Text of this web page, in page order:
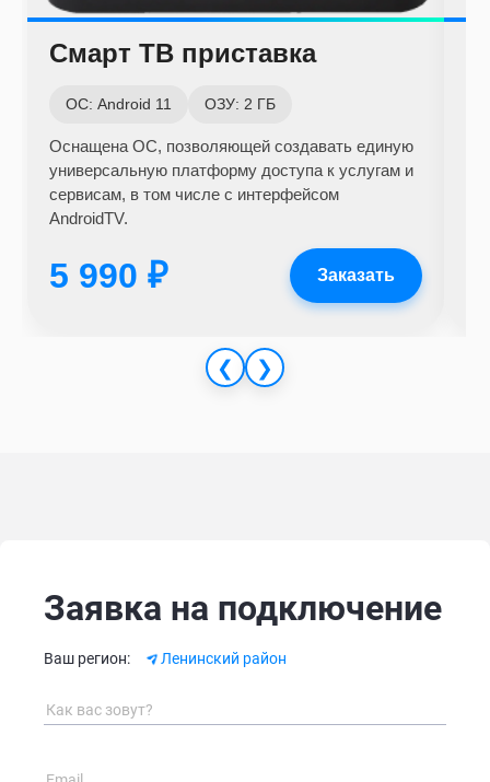
Смарт ТВ приставка
ОС: Android 11 ОЗУ: 2 ГБ
Оснащена ОС, позволяющей создавать единую
универсальную платформу доступа к услугам и
сервисам, в том числе с интерфейсом
AndroidTV.
5 990 ₽ Заказать
❮ ❯
Заявка на подключение
Ваш регион: Ленинский район
Alternative: